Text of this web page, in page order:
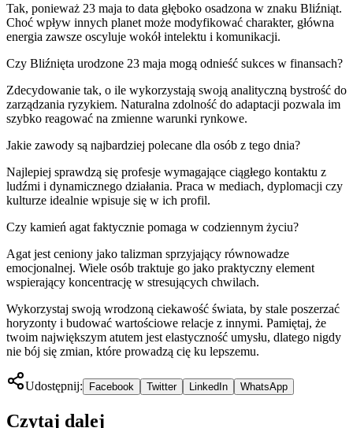
Tak, ponieważ 23 maja to data głęboko osadzona w znaku Bliźniąt.
Choć wpływ innych planet może modyfikować charakter, główna
energia zawsze oscyluje wokół intelektu i komunikacji.
Czy Bliźnięta urodzone 23 maja mogą odnieść sukces w finansach?
Zdecydowanie tak, o ile wykorzystają swoją analityczną bystrość do
zarządzania ryzykiem. Naturalna zdolność do adaptacji pozwala im
szybko reagować na zmienne warunki rynkowe.
Jakie zawody są najbardziej polecane dla osób z tego dnia?
Najlepiej sprawdzą się profesje wymagające ciągłego kontaktu z
ludźmi i dynamicznego działania. Praca w mediach, dyplomacji czy
kulturze idealnie wpisuje się w ich profil.
Czy kamień agat faktycznie pomaga w codziennym życiu?
Agat jest ceniony jako talizman sprzyjający równowadze
emocjonalnej. Wiele osób traktuje go jako praktyczny element
wspierający koncentrację w stresujących chwilach.
Wykorzystaj swoją wrodzoną ciekawość świata, by stale poszerzać
horyzonty i budować wartościowe relacje z innymi. Pamiętaj, że
twoim największym atutem jest elastyczność umysłu, dlatego nigdy
nie bój się zmian, które prowadzą cię ku lepszemu.
Udostępnij: Facebook Twitter LinkedIn WhatsApp
Czytaj dalej